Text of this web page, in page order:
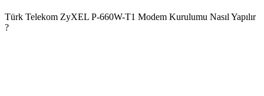
Türk Telekom ZyXEL P-660W-T1 Modem Kurulumu Nasıl Yapılır
?